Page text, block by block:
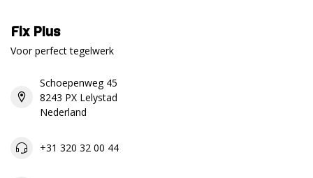
Fix Plus
Voor perfect tegelwerk
Schoepenweg 45
8243 PX Lelystad
Nederland
+31 320 32 00 44